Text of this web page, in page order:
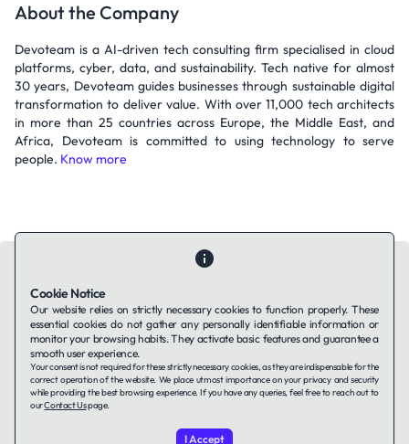
About the Company
Devoteam is a AI-driven tech consulting firm specialised in cloud
platforms, cyber, data, and sustainability. Tech native for almost
30 years, Devoteam guides businesses through sustainable digital
transformation to deliver value. With over 11,000 tech architects
in more than 25 countries across Europe, the Middle East, and
Africa, Devoteam is committed to using technology to serve
people. Know more
Contact UsAbout UsCompanies using TAFFinPrivacy Policy
Terms of Service
LinkedIn
Cookie Notice
Our website relies on strictly necessary cookies to function properly. These
essential cookies do not gather any personally identifiable information or
monitor your browsing habits. They activate basic features and guarantee a
smooth user experience.
Your consent is not required for these strictly necessary cookies, as they are indispensable for the
correct operation of the website. We place utmost importance on your privacy and security
while providing the best browsing experience. If you have any queries, feel free to reach out to
ourContact Uspage.
I Accept